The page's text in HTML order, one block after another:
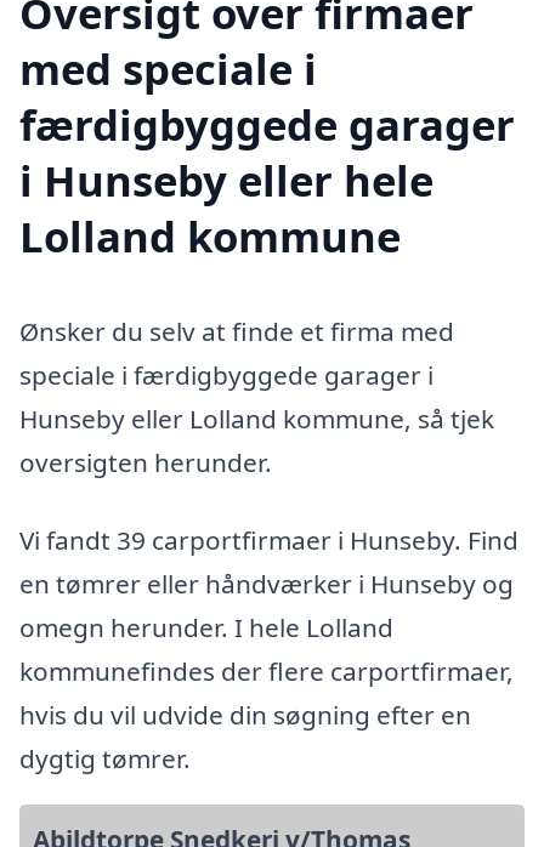
Oversigt over firmaer
med speciale i
færdigbyggede garager
i Hunseby eller hele
Lolland kommune
Ønsker du selv at finde et firma med
speciale i færdigbyggede garager i
Hunseby eller Lolland kommune, så tjek
oversigten herunder.
Vi fandt 39 carportfirmaer i Hunseby. Find
en tømrer eller håndværker i Hunseby og
omegn herunder. I hele Lolland
kommunefindes der flere carportfirmaer,
hvis du vil udvide din søgning efter en
dygtig tømrer.
Abildtorpe Snedkeri v/Thomas